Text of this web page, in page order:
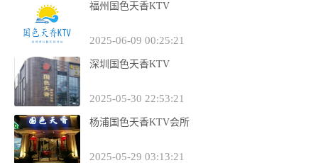
福州国色天香KTV
2025-06-09 00:25:21
深圳国色天香KTV
2025-05-30 22:53:21
杨浦国色天香KTV会所
2025-05-29 03:13:21